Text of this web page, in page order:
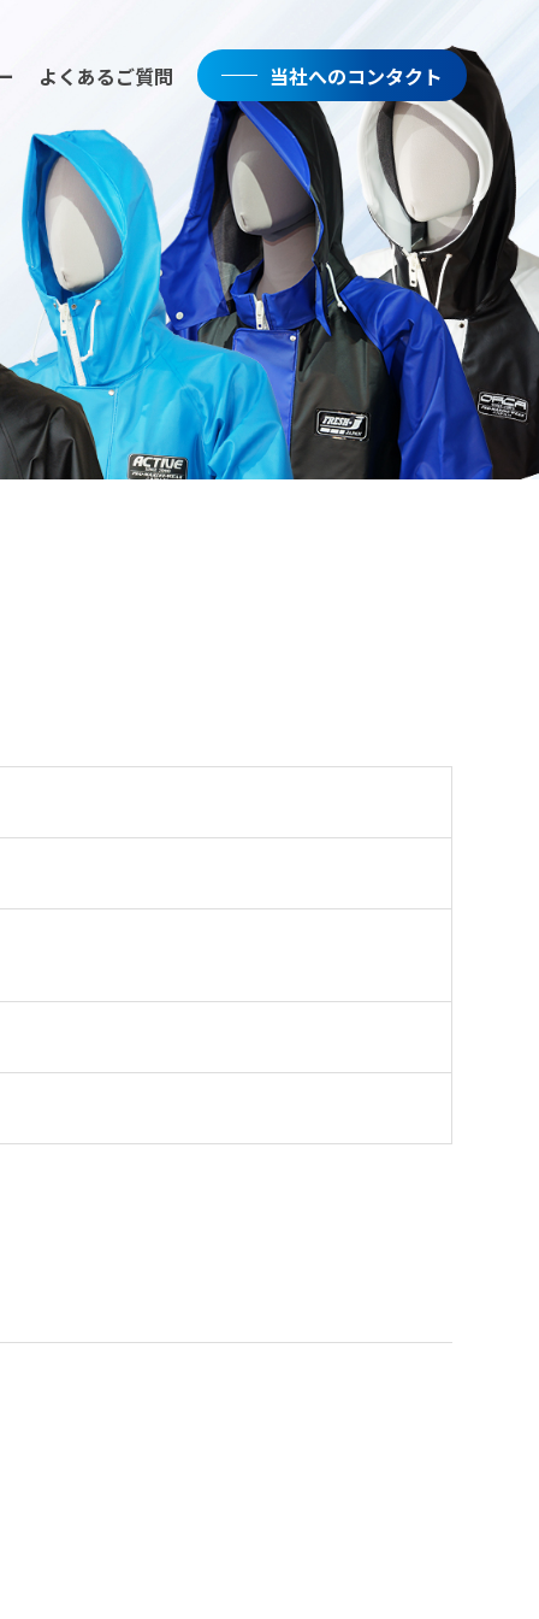
よくあるご質問 当社へのコンタクト